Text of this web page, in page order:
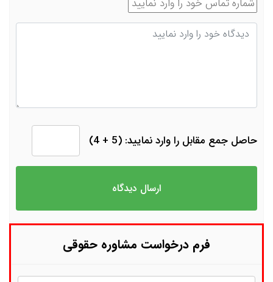
دیدگاه
حاصل جمع مقابل را وارد نمایید: (5 + 4)
فرم درخواست مشاوره حقوقی
نام